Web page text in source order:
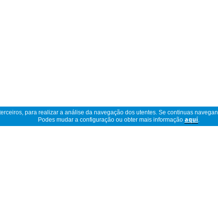
para realizar a análise da navegação dos utentes. Se continuas
Podes mudar a configuração ou obter mais informação aquí.